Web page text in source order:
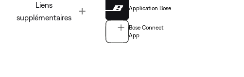
Liens
supplémentaires
Application Bose
Bose Connect
App